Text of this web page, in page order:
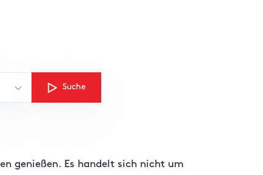
Suche
genießen. Es handelt sich nicht um